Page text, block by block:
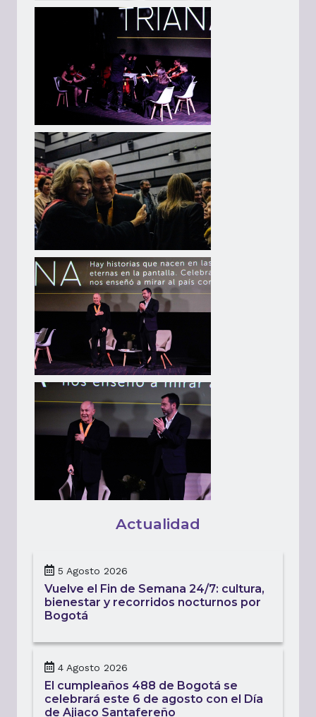
Actualidad
5 Agosto 2026
Vuelve el Fin de Semana 24/7: cultura,
bienestar y recorridos nocturnos por
Bogotá
4 Agosto 2026
El cumpleaños 488 de Bogotá se
celebrará este 6 de agosto con el Día
de Ajiaco Santafereño